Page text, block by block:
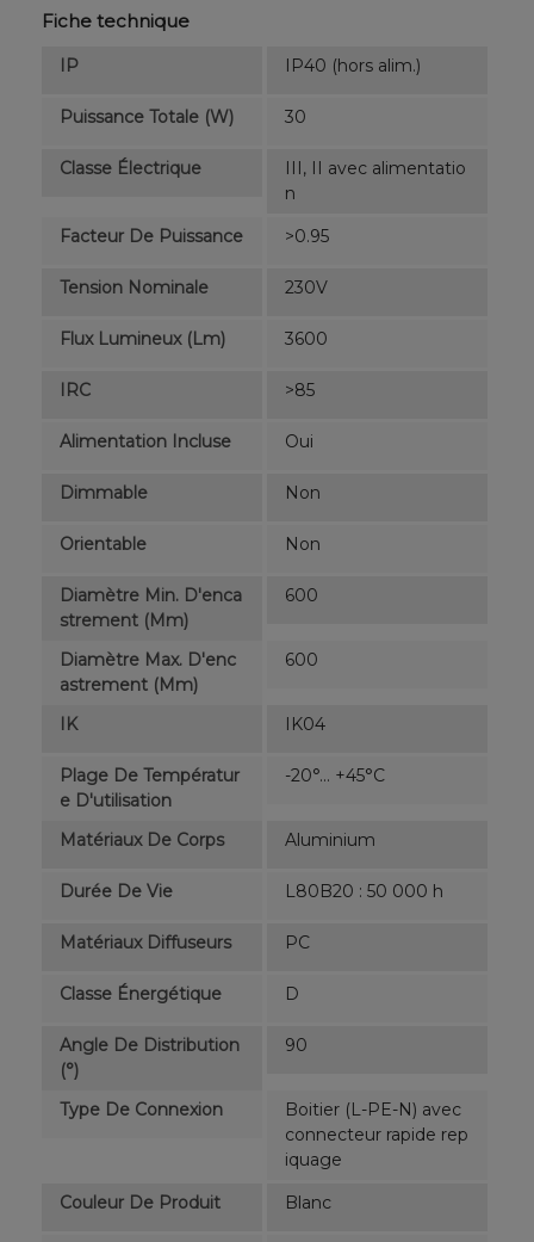
Fiche technique
IP IP40 (hors alim.)
Puissance Totale (W) 30
Classe Électrique
III, II avec alimentatio
n
Facteur De Puissance
>0.95
Tension Nominale 230V
Flux Lumineux (lm) 3600
IRC >85
Alimentation Incluse Oui
Dimmable Non
Orientable Non
Diamètre Min. D'enca
Strement (mm)
600
Diamètre Max. D'enc
Astrement (mm)
600
IK IK04
Plage De Températur
E D'utilisation
-20°... +45°C
Matériaux De Corps Aluminium
Durée De Vie L80B20 : 50 000 h
Matériaux Diffuseurs PC
Classe Énergétique D
Angle De Distribution
(°)
90
Type De Connexion
Boitier (L-PE-N) avec
connecteur rapide rep
iquage
Couleur De Produit
Blanc